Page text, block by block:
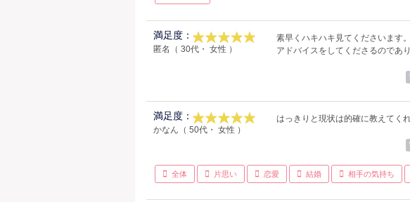
満足度：
匿名（ 30代・ 女性 ）
素早くハキハキ見てくださいます
アドバイスをしてくださるのであ
満足度：
かなん（ 50代・ 女性 ）
はっきりと現状は的確に教えてく
全体 片思い 恋愛 結婚 相手の気持ち